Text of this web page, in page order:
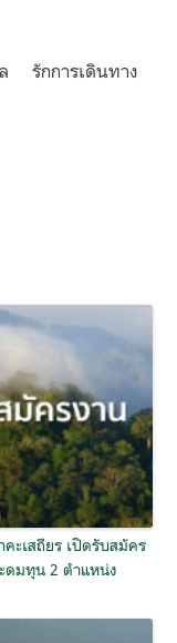
รักการเดินทาง
ะเสถียร เปิดรับสมัคร
ดมทุน 2 ตำแหน่ง